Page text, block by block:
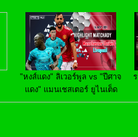
"หงส์แดง" ลิเวอร์พูล vs "ปีศาจ
แดง" แมนเชสเตอร์ ยูไนเต็ด